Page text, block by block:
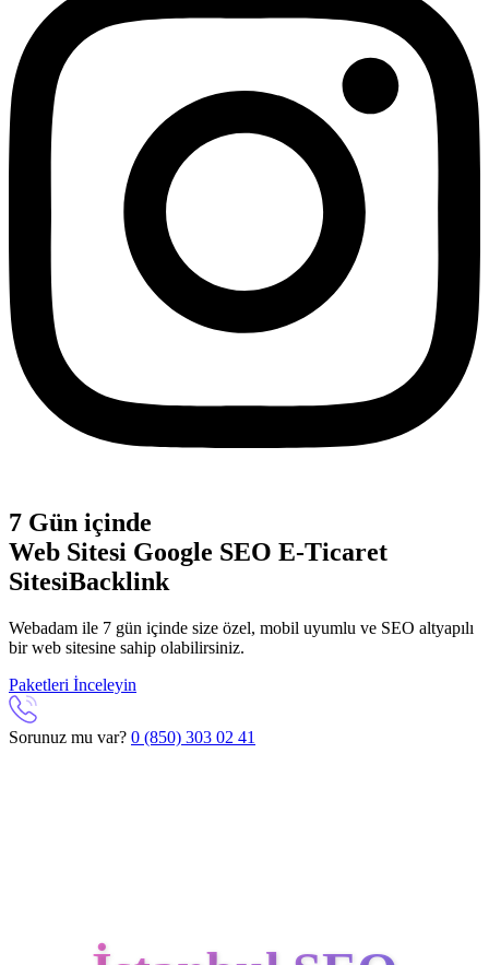
7 Gün içinde
Web Sitesi Google SEO E-Ticaret
SitesiBacklink
Webadam ile 7 gün içinde size özel, mobil uyumlu ve SEO altyapılı
bir web sitesine sahip olabilirsiniz.
Paketleri İnceleyin
Sorunuz mu var? 0 (850) 303 02 41